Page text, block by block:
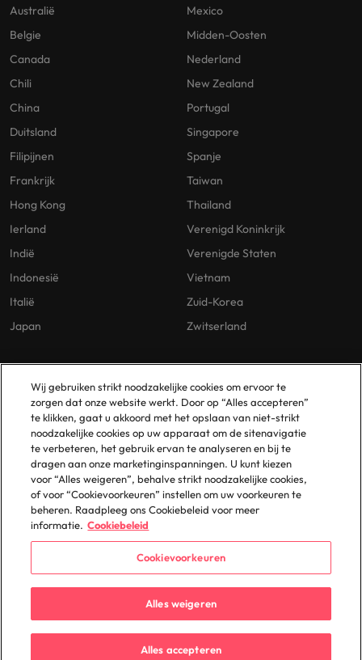
Australië
Belgie
Canada
Chili
China
Duitsland
Filipijnen
Frankrijk
Hong Kong
Ierland
Indië
Indonesië
Italië
Japan
Mexico
Midden-Oosten
Nederland
New Zealand
Portugal
Singapore
Spanje
Taiwan
Thailand
Verenigd Koninkrijk
Verenigde Staten
Vietnam
Zuid-Korea
Zwitserland
Our Policies
Privacybeleid
Cookies Policy
Policy Library
Gelijke Behandeling
Vestigingen
Amsterdam
Eindhoven
Rotterdam
© 2025 Robert Walters Plc. All Rights Reserved.
Wij gebruiken strikt noodzakelijke cookies om ervoor te
zorgen dat onze website werkt. Door op “Alles accepteren”
te klikken, gaat u akkoord met het opslaan van niet-strikt
noodzakelijke cookies op uw apparaat om de sitenavigatie
te verbeteren, het gebruik ervan te analyseren en bij te
dragen aan onze marketinginspanningen. U kunt kiezen
voor “Alles weigeren”, behalve strikt noodzakelijke cookies,
of voor “Cookievoorkeuren” instellen om uw voorkeuren te
beheren. Raadpleeg ons Cookiebeleid voor meer
informatie. Cookiebeleid
Cookievoorkeuren
Alles weigeren
Alles accepteren